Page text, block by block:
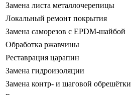
Замена листа металлочерепицы
Локальный ремонт покрытия
Замена саморезов с EPDM-шайбой
Обработка ржавчины
Реставрация царапин
Замена гидроизоляции
Замена контр- и шаговой обрешётки